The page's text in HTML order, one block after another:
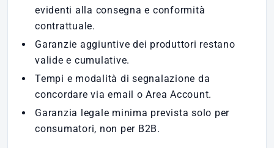
evidenti alla consegna e conformità
contrattuale.
Garanzie aggiuntive dei produttori restano
valide e cumulative.
Tempi e modalità di segnalazione da
concordare via email o Area Account.
Garanzia legale minima prevista solo per
consumatori, non per B2B.